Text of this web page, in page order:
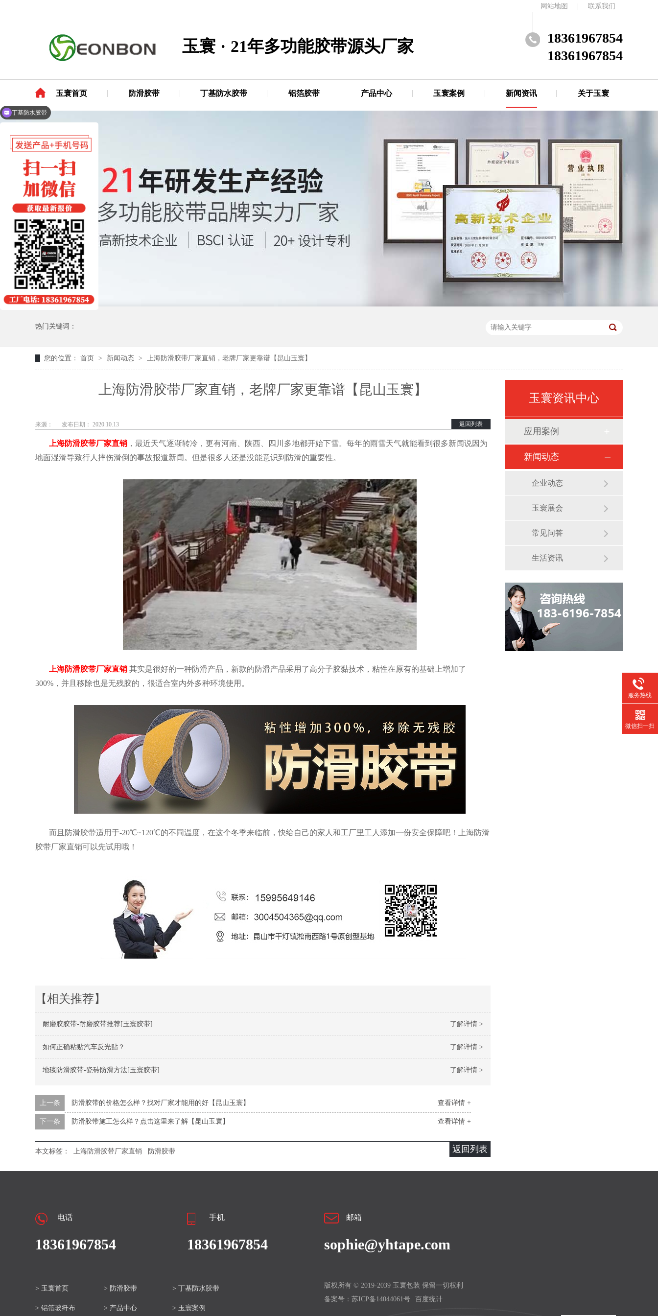
网站地图 联系我们
玉寰 · 21年多功能胶带源头厂家
18361967854
18361967854
玉寰首页 防滑胶带 丁基防水胶带 铝箔胶带 产品中心 玉寰案例 新闻资讯 关于玉寰
热门关键词：
您的位置： 首页 > 新闻动态 > 上海防滑胶带厂家直销，老牌厂家更靠谱【昆山玉寰】
上海防滑胶带厂家直销，老牌厂家更靠谱【昆山玉寰】
返回列表
来源： 发布日期： 2020.10.13
上海防滑胶带厂家直销 ，最近天气逐渐转冷，更有河南、陕西、四川多地都开始下雪。每年的雨雪天气就能看到很多新闻说因为
地面湿滑导致行人摔伤滑倒的事故报道新闻。但是很多人还是没能意识到防滑的重要性。
上海防滑胶带厂家直销 其实是很好的一种防滑产品，新款的防滑产品采用了高分子胶黏技术，粘性在原有的基础上增加了
300%，并且移除也是无残胶的，很适合室内外多种环境使用。
而且防滑胶带适用于-20℃~120℃的不同温度，在这个冬季来临前，快给自己的家人和工厂里工人添加一份安全保障吧！ 上海防滑
胶带厂家直销可以先试用哦！
【相关推荐】
了解详情 >
耐磨胶胶带-耐磨胶带推荐[玉寰胶带]
了解详情 >
如何正确粘贴汽车反光贴？
了解详情 >
地毯防滑胶带-瓷砖防滑方法[玉寰胶带]
查看详情 +
上一条 防滑胶带的价格怎么样？找对厂家才能用的好【昆山玉寰】
查看详情 +
下一条 防滑胶带施工怎么样？点击这里来了解【昆山玉寰】
返回列表
本文标签： 上海防滑胶带厂家直销 防滑胶带
玉寰资讯中心
应用案例
新闻动态
企业动态
玉寰展会
常见问答
生活资讯
电话
18361967854
手机
18361967854
邮箱
sophie@yhtape.com
> 玉寰首页 > 防滑胶带 > 丁基防水胶带
> 铝箔玻纤布 > 产品中心 > 玉寰案例
版权所有 © 2019-2039 玉寰包装 保留一切权利
备案号： 苏ICP备14044061号 百度统计
服务热线
微信扫一扫
丁基防水胶带
玻纤铝箔胶带